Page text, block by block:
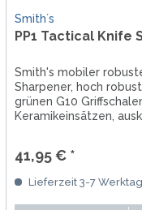
Smith´s
PP1 Tactical Knife
Smith's mobiler
Sharpener, hoch
grünen G10
Keramikeinsätzen,
41,95 € *
Lieferzeit 3-7